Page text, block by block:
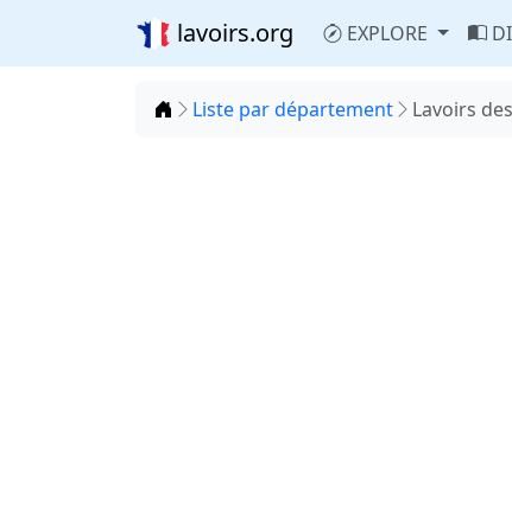
lavoirs.org EXPLORE
Accueil
Liste par département Lavoirs